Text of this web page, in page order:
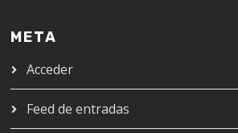
META
Acceder
Feed de entradas